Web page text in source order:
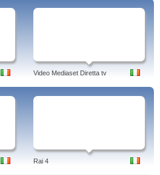
Video Mediaset Diretta tv
Rai 4